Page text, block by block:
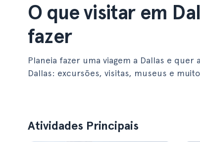
O que visitar em
fazer
Planeia fazer uma viagem a Dallas e
Dallas: excursões, visitas, museus e
Atividades Principais